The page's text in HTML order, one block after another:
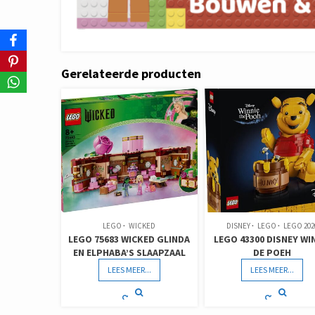
Gerelateerde producten
LEGO WICKED
LEGO 75683 WICKED GLINDA
EN ELPHABA’S SLAAPZAAL
LEES MEER...
DISNEY LEGO LEGO
LEGO 43300 DISNEY
DE POEH
LEES MEER...